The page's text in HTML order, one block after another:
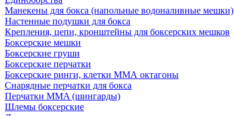
Манекены для бокса (напольные водоналивные мешки)
Настенные подушки для бокса
Крепления, цепи, кронштейны для боксерских мешков
Боксерские мешки
Боксерские груши
Боксерские перчатки
Боксерские ринги, клетки ММА октагоны
Снарядные перчатки для бокса
Перчатки MMA (шингарды)
Шлемы боксерские